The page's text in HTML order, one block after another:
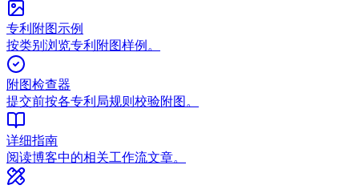
专利附图示例
按类别浏览专利附图样例。
附图检查器
提交前按各专利局规则校验附图。
详细指南
阅读博客中的相关工作流文章。